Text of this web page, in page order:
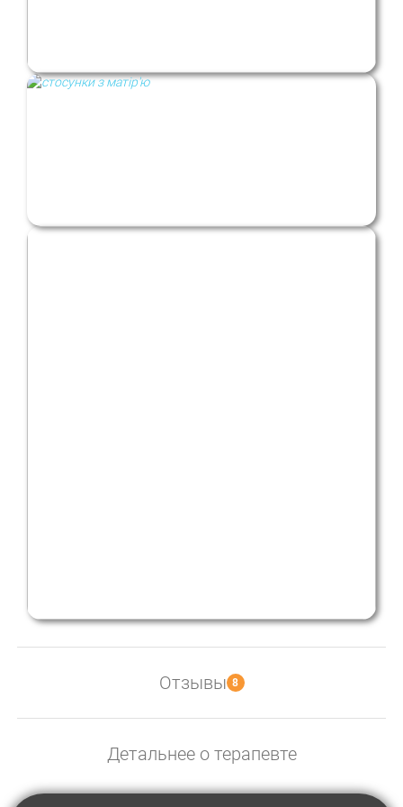
Отзывы 8
стороны и проблема, висящая в наших отношениях с
Детальнее о терапевте